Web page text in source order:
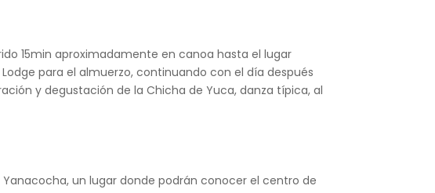
15min aproximadamente en canoa hasta el lugar
para el almuerzo, continuando con el día después
y degustación de la Chicha de Yuca, danza típica, al
un lugar donde podrán conocer el centro de